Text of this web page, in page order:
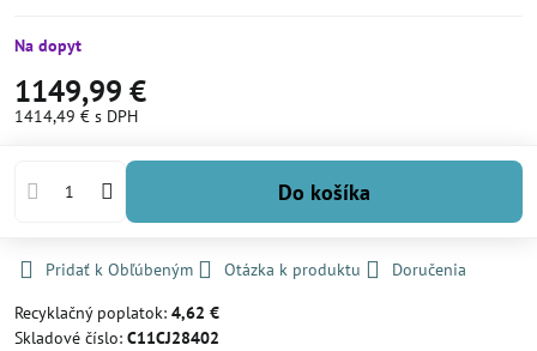
Na dopyt
1149,99 €
1414,49 € s DPH
Do košíka
Pridať k Obľúbeným Otázka k produktu
Doručenia
Recyklačný poplatok: 4,62 €
Skladové číslo: C11CJ28402